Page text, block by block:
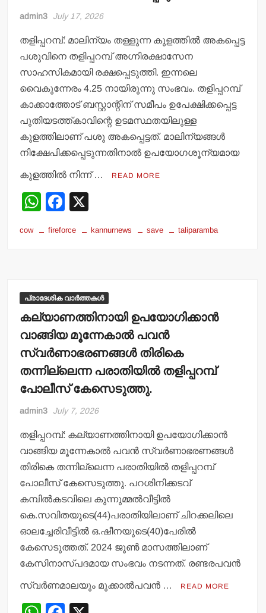
admin3 July 17, 2026
തളിപ്പറമ്പ്: മാലിന്യം തള്ളുന്ന കുളത്തില്‍ അകപ്പെട്ട
പശുവിനെ തളിപ്പറമ്പ് അഗ്നിരക്ഷാസേന
സാഹസികമായി രക്ഷപ്പെടുത്തി. ഇന്നലെ
വൈകുന്നേരം 4.25 നായിരുന്നു സംഭവം. തളിപ്പറമ്പ്
കാക്കാത്തോട് ബസ്റ്റാന്റിന് സമീപം ഉപേക്ഷിക്കപ്പെട്ട
പുതിയടത്ത്കാവിന്റെ ഉടമസ്ഥതയിലുള്ള
കുളത്തിലാണ് പശു അകപ്പെട്ടത്. മാലിന്യങ്ങള്‍
നിക്ഷേപിക്കപ്പെടുന്നതിനാല്‍ ഉപയോഗശൂന്യമായ
കുളത്തില്‍ നിന്ന് … READ MORE
W
at
p
p
F
c
o
o
k
cow fireforce kannurnews save taliparamba
പ്രാദേശിക വാർത്തകൾ
കല്യാണത്തിനായി ഉപയോഗിക്കാന്‍
വാങ്ങിയ മൂന്നേകാല്‍ പവന്‍
സ്വര്‍ണാഭരണങ്ങള്‍ തിരികെ
തന്നില്ലെന്ന പരാതിയില്‍ തളിപ്പറമ്പ്
പോലീസ് കേസെടുത്തു.
admin3 July 7, 2026
തളിപ്പറമ്പ്: കല്യാണത്തിനായി ഉപയോഗിക്കാന്‍
വാങ്ങിയ മൂന്നേകാല്‍ പവന്‍ സ്വര്‍ണാഭരണങ്ങള്‍
തിരികെ തന്നില്ലെന്ന പരാതിയില്‍ തളിപ്പറമ്പ്
പോലീസ് കേസെടുത്തു. പറശിനിക്കടവ്
കമ്പില്‍കടവിലെ കുന്നുമ്മല്‍വീട്ടില്‍
കെ.സവിതയുടെ(44)പരാതിയിലാണ് ചിറക്കലിലെ
ഓലച്ചേരിവീട്ടില്‍ ഒ.ഷീനയുടെ(40)പേരില്‍
കേസെടുത്തത്. 2024 ജൂണ്‍ മാസത്തിലാണ്
കേസിനാസ്പദമായ സംഭവം നടന്നത്. രണ്ടരപവന്‍
സ്വര്‍ണമാലയും മുക്കാല്‍പവന്‍ … READ MORE